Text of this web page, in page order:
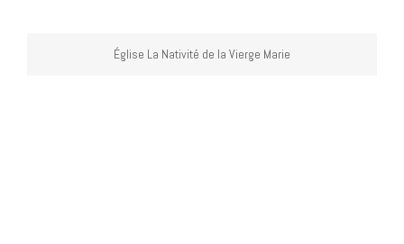
Église La Nativité de la Vierge Marie